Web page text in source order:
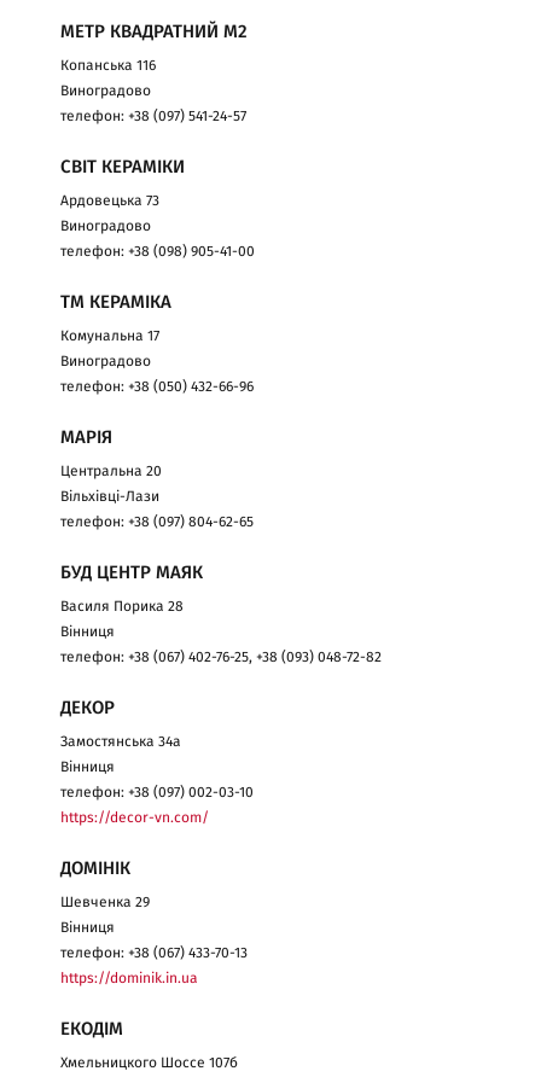
МЕТР КВАДРАТНИЙ М2
Копанська 116
Виноградово
телефон: +38 (097) 541-24-57
СВІТ КЕРАМІКИ
Ардовецька 73
Виноградово
телефон: +38 (098) 905-41-00
ТМ КЕРАМІКА
Комунальна 17
Виноградово
телефон: +38 (050) 432-66-96
МАРІЯ
Центральна 20
Вільхівці-Лази
телефон: +38 (097) 804-62-65
БУД ЦЕНТР МАЯК
Василя Порика 28
Вінниця
телефон: +38 (067) 402-76-25, +38 (093) 048-72-82
ДЕКОР
Замостянська 34а
Вінниця
телефон: +38 (097) 002-03-10
https://decor-vn.com/
ДОМІНІК
Шевченка 29
Вінниця
телефон: +38 (067) 433-70-13
https://dominik.in.ua
ЕКОДІМ
Хмельницкого Шоссе 107б